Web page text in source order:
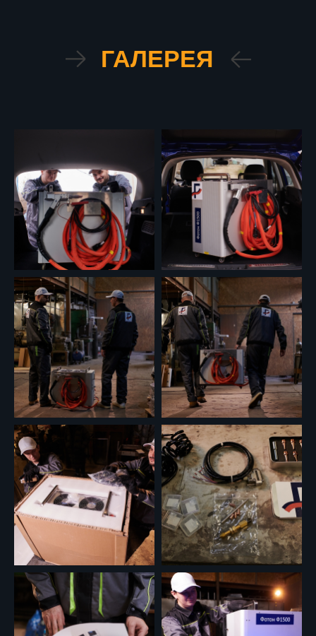
ГАЛЕРЕЯ